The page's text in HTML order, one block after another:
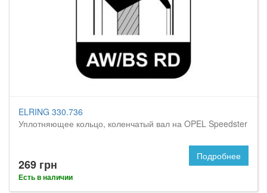
ELRING 330.736
Уплотняющее кольцо, коленчатый вал на OPEL Speedster
269 грн
Есть в наличии
Подробнее